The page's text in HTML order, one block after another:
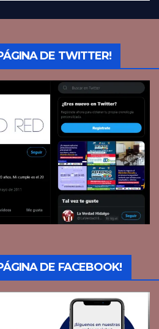
DE TWITTER!
DE FACEBOOK!